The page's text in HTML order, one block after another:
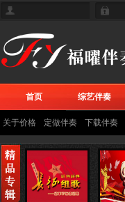
首页 综艺伴奏
关于价格 定做伴奏 下载伴奏